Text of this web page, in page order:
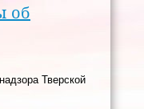
об
Тверской